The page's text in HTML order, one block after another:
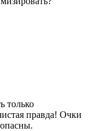
только
правда! Очки